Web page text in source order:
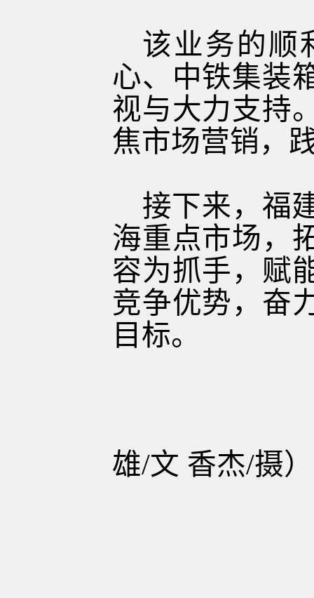
该业务的顺
心、中铁集装
视与大力支持
焦市场营销，
接下来，福
海重点市场，
容为抓手，赋
竞争优势，奋
目标。
雄/文 香杰/摄）